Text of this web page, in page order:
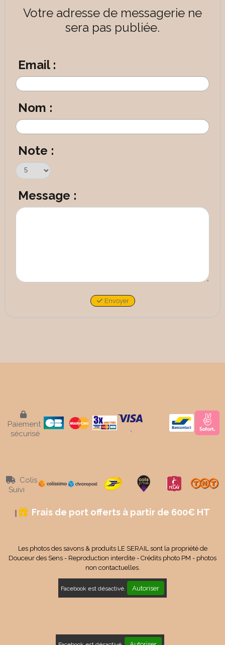
Votre adresse de messagerie ne
sera pas publiée.
Email :
Nom :
Note :
Message :
Envoyer

Paiement
sécurisé

Colis
Suivi
 Frais de port offerts à partir de 600€ HT
Les photos des savons & produits LE SERAIL sont la propriété de
Douceur des Sens - Reproduction interdite - Crédits photo PM - photos
non contactuelles.
Facebook est désactivé. Autoriser